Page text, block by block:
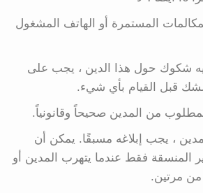
المستمرة أو الهاتف المشغول
شكوك حول هذا الدين ، يجب على
قبل القيام بأي شيء.
من المدين صحيحاً وقانونياً.
، يجب إبلاغه مسبقًا. يمكن أن
المنسقة فقط عندما يتهرب المدين أو
من مرتين.